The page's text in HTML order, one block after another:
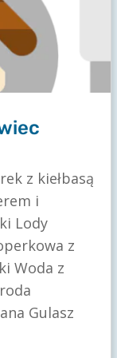
z kiełbasą
i
Lody
z
Woda z
Gulasz